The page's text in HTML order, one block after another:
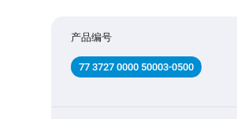
产品编号
77 3727 0000 50003-0500